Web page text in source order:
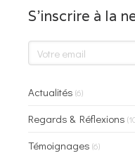
S'inscrire à la
Votre email
Actualités (6)
Regards & Réflexions
Témoignages (6)